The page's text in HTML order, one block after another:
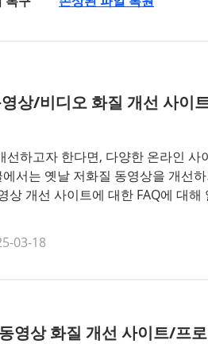
상/비디오 화질 개선 사이
하고자 한다면, 다양한 온라인 사
서는 옛날 저화질 동영상을 개선
상 개선 사이트에 대한 FAQ에 대해
03-18
영상 화질 개선 사이트/프